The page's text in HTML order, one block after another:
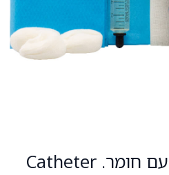
סט החלפת קטטר עם חומר. Catheter